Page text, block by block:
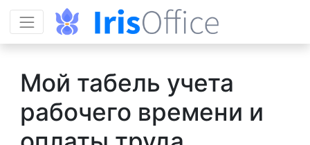
Мой табель учета
рабочего времени и